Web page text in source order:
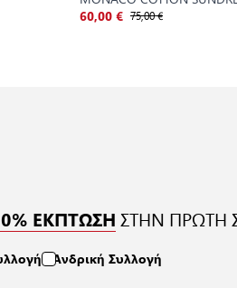
60,00 € 75,00 €
ΕΚΠΤΩΣΗ ΣΤΗΝ ΠΡΩΤΗ
Ανδρική Συλλογή